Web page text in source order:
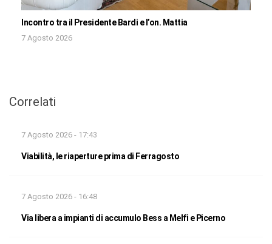
Incontro tra il Presidente Bardi e l’on. Mattia
7 Agosto 2026
Correlati
7 Agosto 2026 - 17:43
Viabilità, le riaperture prima di Ferragosto
7 Agosto 2026 - 16:48
Via libera a impianti di accumulo Bess a Melfi e Picerno